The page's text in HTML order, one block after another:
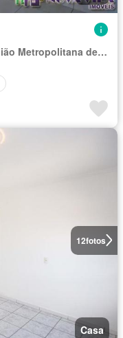
Região Imediata de Campinas, Região Metropolitana de Campinas
12fotos
Casa